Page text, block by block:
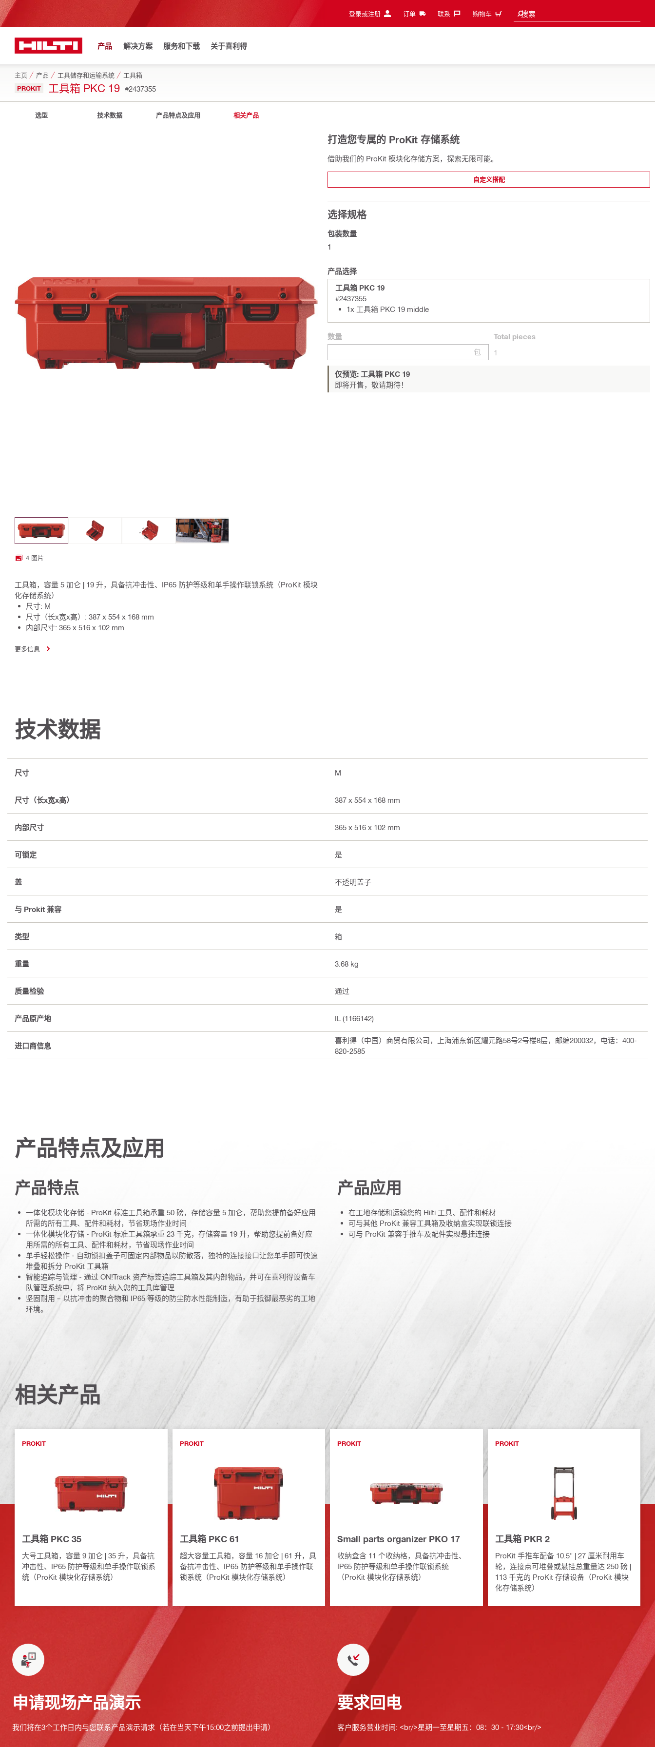
登录或注册 订单 联系‎ 购物车 搜索
Search suggestions
产品 解决方案 服务和下载 关于喜利得
主页 产品 工具储存和运输系统 工具箱
PROKIT 工具箱 PKC 19 #2437355
选型 技术数据 产品特点及应用 相关产品
4 图片
工具箱，容量 5 加仑 | 19 升，具备抗冲击性、IP65 防护等级和单手操作联锁系统（ProKit 模块
化存储系统）
尺寸: M
尺寸（长x宽x高）: 387 x 554 x 168 mm
内部尺寸: 365 x 516 x 102 mm
更多信息
打造您专属的 ProKit 存储系统
借助我们的 ProKit 模块化存储方案，探索无限可能。
自定义搭配
选择规格
包装数量
1
产品选择
工具箱 PKC 19
#2437355
1x 工具箱 PKC 19 middle
数量
包
Total pieces
1
仅预览: 工具箱 PKC 19
即将开售，敬请期待！
技术数据
尺寸 M
尺寸（长x宽x高） 387 x 554 x 168 mm
内部尺寸 365 x 516 x 102 mm
可锁定 是
盖 不透明盖子
与 Prokit 兼容 是
类型 箱
重量 3.68 kg
质量检验 通过
产品原产地 IL (1166142)
进口商信息
喜利得（中国）商贸有限公司，上海浦东新区耀元路58号2号楼8层，邮编200032，电话：400-
820-2585
产品特点及应用
产品特点
一体化模块化存储 - ProKit 标准工具箱承重 50 磅，存储容量 5 加仑，帮助您提前备好应用
所需的所有工具、配件和耗材，节省现场作业时间
一体化模块化存储 - ProKit 标准工具箱承重 23 千克，存储容量 19 升，帮助您提前备好应
用所需的所有工具、配件和耗材，节省现场作业时间
单手轻松操作 - 自动锁扣盖子可固定内部物品以防散落，独特的连接接口让您单手即可快速
堆叠和拆分 ProKit 工具箱
智能追踪与管理 - 通过 ON!Track 资产标签追踪工具箱及其内部物品，并可在喜利得设备车
队管理系统中，将 ProKit 纳入您的工具库管理
坚固耐用 – 以抗冲击的聚合物和 IP65 等级的防尘防水性能制造，有助于抵御最恶劣的工地
环境。
产品应用
在工地存储和运输您的 Hilti 工具、配件和耗材
可与其他 ProKit 兼容工具箱及收纳盒实现联锁连接
可与 ProKit 兼容手推车及配件实现悬挂连接
相关产品
PROKIT
工具箱 PKC 35
大号工具箱，容量 9 加仑 | 35 升，具备抗
冲击性、IP65 防护等级和单手操作联锁系
统（ProKit 模块化存储系统）
PROKIT
工具箱 PKC 61
超大容量工具箱，容量 16 加仑 | 61 升，具
备抗冲击性、IP65 防护等级和单手操作联
锁系统（ProKit 模块化存储系统）
PROKIT
Small parts organizer PKO 17
收纳盒含 11 个收纳格，具备抗冲击性、
IP65 防护等级和单手操作联锁系统
（ProKit 模块化存储系统）
PROKIT
工具箱 PKR 2
ProKit 手推车配备 10.5" | 27 厘米耐用车
轮，连接点可堆叠或悬挂总重量达 250 磅 |
113 千克的 ProKit 存储设备（ProKit 模块
化存储系统）
申请现场产品演示
我们将在3个工作日内与您联系产品演示请求（若在当天下午15:00之前提出申请）
要求回电
客户服务营业时间: <br/>星期一至星期五：08：30 - 17:30<br/>